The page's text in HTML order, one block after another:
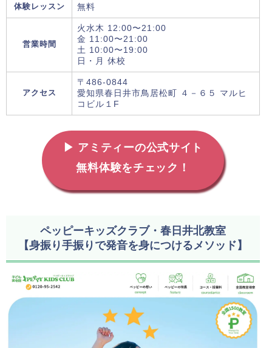
体験レッスン 無料
営業時間
火水木 12:00〜21:00
金 11:00〜21:00
土 10:00〜19:00
日・月 休校
アクセス
〒486-0844
愛知県春日井市鳥居松町 ４－６５ マルヒ
コビル１F
▶ アミティーの公式サイト
無料体験をチェック！
ペッピーキッズクラブ・春日井北教室
【身振り手振りで発音を身につけるメソッド】